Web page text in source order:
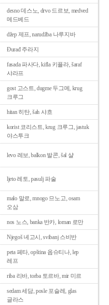
desno 데스노, drvo 드르보, medved
메드베드
džep 제프, narudžba 나루지바
Ðurađ 주라지
fasada 파사다, kifla 키플라, šaraf
샤라프
gost 고스트, dugme 두그메, krug
크루그
hitan 히탄, šah 샤흐
korist 코리스트, krug 크루그, jastuk
야스투크
levo 레보, balkon 발콘, šal 샬
ljeto 레토, pasulj 파술
malo 말로, mnogo 므노고, osam
오삼
nos 노스, banka 반카, loman 로만
Njegoš 녜고시, svibanj 스비반
peta 페타, opština 옵슈티나, lep
레프
riba 리바, torba 토르바, mir 미르
sedam 세담, posle 포슬레, glas
글라스